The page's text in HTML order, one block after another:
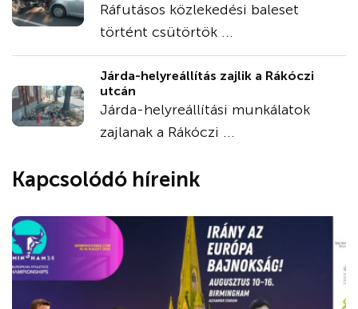
Ráfutásos közlekedési baleset
történt csütörtök ...
Járda-helyreállítás zajlik a Rákóczi
utcán
Járda-helyreállítási munkálatok
zajlanak a Rákóczi ...
Kapcsolódó híreink